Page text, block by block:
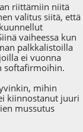
riittämiin niitä
valitus siitä, että
vaiheessa kun
palkkalistoilla
ei vuonna
softafirmoihin.
mihin
kiinnostanut juuri
mussutus